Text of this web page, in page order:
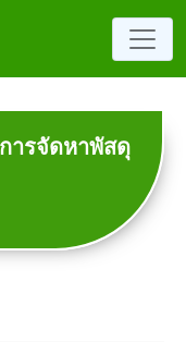
ารจัดหาพัสดุ